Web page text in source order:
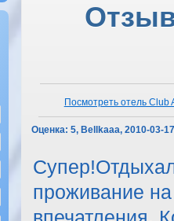
Посмотреть отель Club
Оценка: 5, Bellkaaa, 2010-03-
проживание